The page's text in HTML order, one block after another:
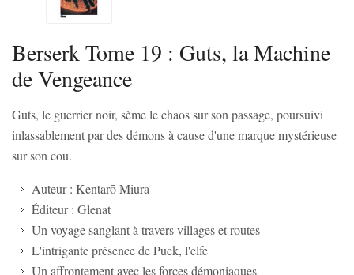
Berserk Tome 19 : Guts, la Machine
de Vengeance
Guts, le guerrier noir, sème le chaos sur son passage, poursuivi
inlassablement par des démons à cause d'une marque mystérieuse
sur son cou.
Auteur : Kentarō Miura
Éditeur : Glenat
Un voyage sanglant à travers villages et routes
L'intrigante présence de Puck, l'elfe
Un affrontement avec les forces démoniaques